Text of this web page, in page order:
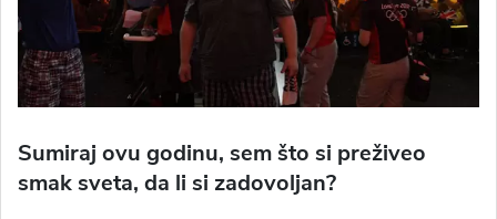
Sumiraj ovu godinu, sem što si preživeo
smak sveta, da li si zadovoljan?